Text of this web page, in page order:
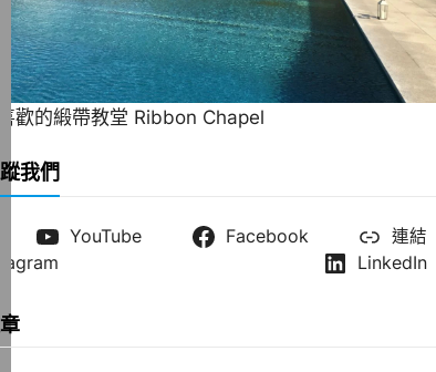
喜歡的緞帶教堂 Ribbon Chapel
我們
YouTube Facebook
連結
LinkedIn